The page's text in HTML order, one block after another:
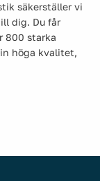
säkerställer vi
dig. Du får
800 starka
höga kvalitet,